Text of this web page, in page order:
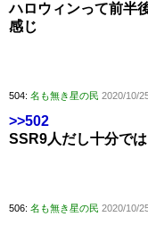
ハロウィンって前半
感じ
504: 名も無き星の民 2020/10/
>>502
SSR9人だし十分では
506: 名も無き星の民 2020/10/